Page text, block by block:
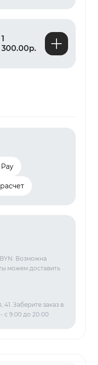
1
300.00р.
Возможна
можем доставить
Заберите заказ в
с 9:00 до 20:00